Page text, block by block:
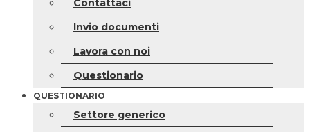
Contattaci
Invio documenti
Lavora con noi
Questionario
QUESTIONARIO
Settore generico